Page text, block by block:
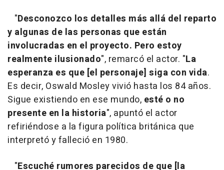
"Desconozco los detalles más allá del reparto
y algunas de las personas que están
involucradas en el proyecto. Pero estoy
realmente ilusionado", remarcó el actor. "La
esperanza es que [el personaje] siga con vida.
Es decir, Oswald Mosley vivió hasta los 84 años.
Sigue existiendo en ese mundo, esté o no
presente en la historia", apuntó el actor
refiriéndose a la figura política británica que
interpretó y falleció en 1980.
"Escuché rumores parecidos de que [la